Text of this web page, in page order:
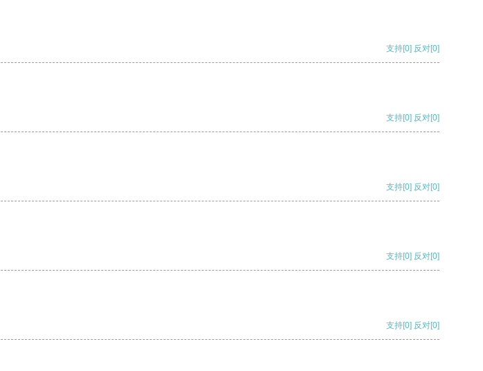
支持[0] 反对[0]
支持[0] 反对[0]
支持[0] 反对[0]
支持[0] 反对[0]
支持[0] 反对[0]